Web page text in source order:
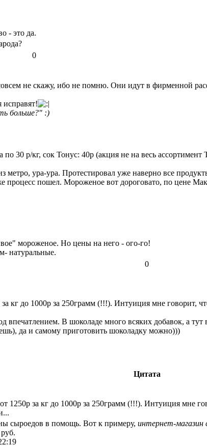
- это да.
0
не скажу, ибо не помню. Они идут в фирменной
исправят!
больше?" :)
30 р/кг, сок Тонус: 40р (акция не на весь
метро, ура-ура. Протестировал уже наверно все
процесс пошел. Мороженое вот дороговато, по цене
мороженое. Но цены на него - ого-го!
натуральные.
0
кг до 1000р за 250грамм (!!!). Интуиция мне
впечатлением. В шоколаде много всяких добавок, а
да и самому приготовить шоколадку можно)))
Цитата
1250р за кг до 1000р за 250грамм (!!!). Интуиция мне
сыроедов в помощь. Вот к примеру, интернет-магазин